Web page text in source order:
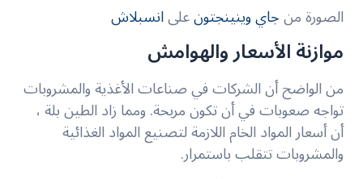
الصورة منجاي وينينجتونعلىانسبلاش
موازنة الأسعار والهوامش
من الواضح أن الشركات في صناعات الأغذية والمشروبات
تواجه صعوبات في أن تكون مربحة. ومما زاد الطين بلة ،
أن أسعار المواد الخام اللازمة لتصنيع المواد الغذائية
والمشروبات تتقلب باستمرار.